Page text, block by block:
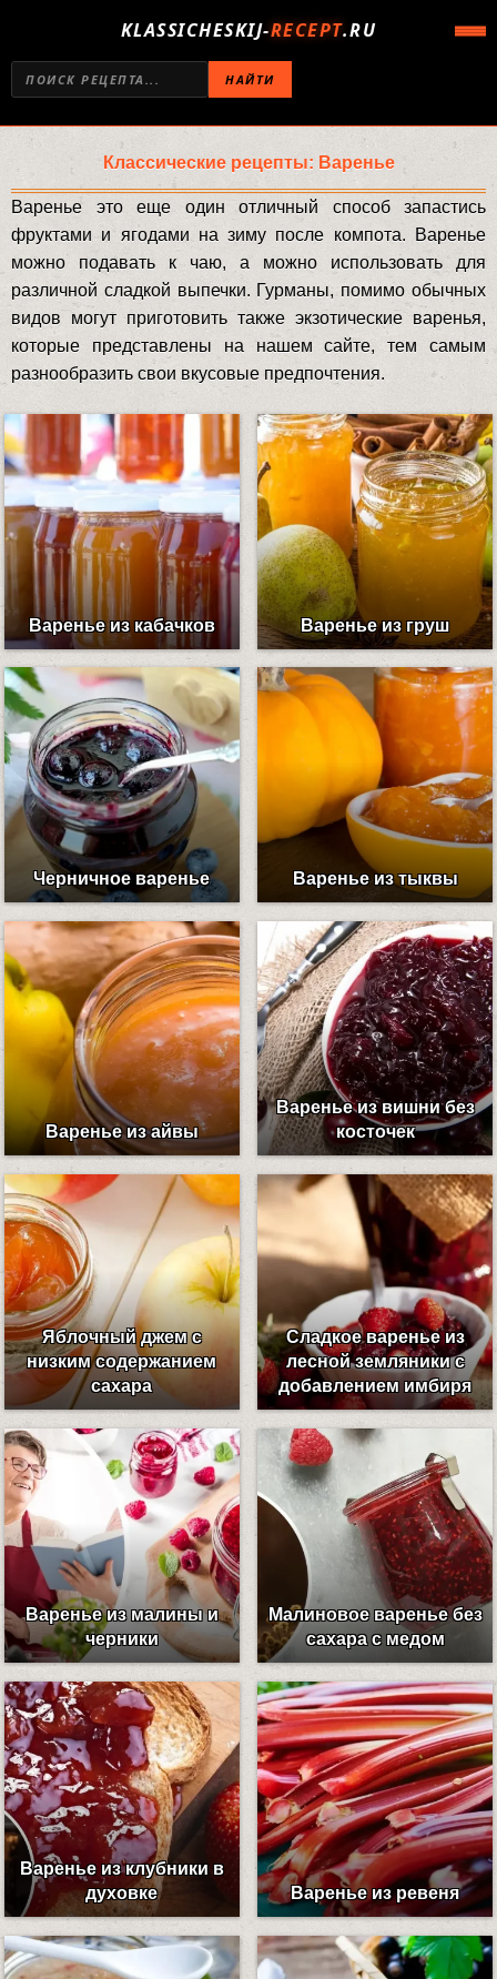
KLASSICHESKIJ-RECEPT.RU
НАЙТИ
Классические рецепты: Варенье
Варенье это еще один отличный способ запастись
фруктами и ягодами на зиму после компота. Варенье
можно подавать к чаю, а можно использовать для
различной сладкой выпечки. Гурманы, помимо обычных
видов могут приготовить также экзотические варенья,
которые представлены на нашем сайте, тем самым
разнообразить свои вкусовые предпочтения.
Варенье из кабачков Варенье из груш
Черничное варенье Варенье из тыквы
Варенье из айвы
Варенье из вишни без
косточек
Яблочный джем с
низким содержанием
сахара
Сладкое варенье из
лесной земляники с
добавлением имбиря
Варенье из малины и
черники
Малиновое варенье без
сахара с медом
Варенье из клубники в
духовке
Варенье из ревеня